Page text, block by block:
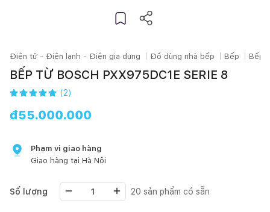
Điện tử - Điện lạnh - Điện gia dụng Đồ dùng nhà bếp Bếp Bếp
BẾP TỪ BOSCH PXX975DC1E SERIE 8
(2)
đ55.000.000
Phạm vi giao hàng
Giao hàng tại Hà Nội
Số lượng 20 sản phẩm có sẵn